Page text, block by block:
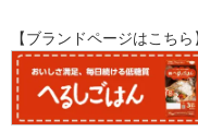
【ブランドページはこちら